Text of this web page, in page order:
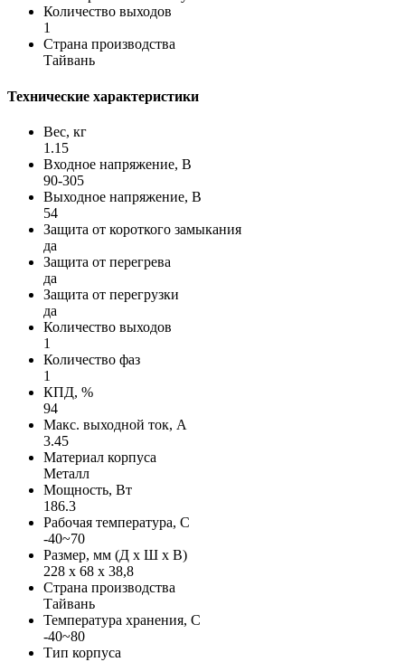
Количество выходов
1
Страна производства
Тайвань
Технические характеристики
Вес, кг
1.15
Входное напряжение, В
90-305
Выходное напряжение, В
54
Защита от короткого замыкания
да
Защита от перегрева
да
Защита от перегрузки
да
Количество выходов
1
Количество фаз
1
КПД, %
94
Макс. выходной ток, А
3.45
Материал корпуса
Металл
Мощность, Вт
186.3
Рабочая температура, С
-40~70
Размер, мм (Д х Ш х В)
228 х 68 х 38,8
Страна производства
Тайвань
Температура хранения, С
-40~80
Тип корпуса